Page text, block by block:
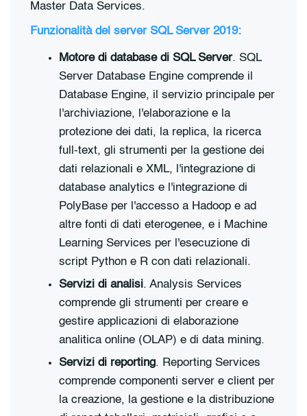
Master Data Services.
Funzionalità del server SQL Server 2019:
Motore di database di SQL Server. SQL
Server Database Engine comprende il
Database Engine, il servizio principale per
l'archiviazione, l'elaborazione e la
protezione dei dati, la replica, la ricerca
full-text, gli strumenti per la gestione dei
dati relazionali e XML, l'integrazione di
database analytics e l'integrazione di
PolyBase per l'accesso a Hadoop e ad
altre fonti di dati eterogenee, e i Machine
Learning Services per l'esecuzione di
script Python e R con dati relazionali.
Servizi di analisi. Analysis Services
comprende gli strumenti per creare e
gestire applicazioni di elaborazione
analitica online (OLAP) e di data mining.
Servizi di reporting. Reporting Services
comprende componenti server e client per
la creazione, la gestione e la distribuzione